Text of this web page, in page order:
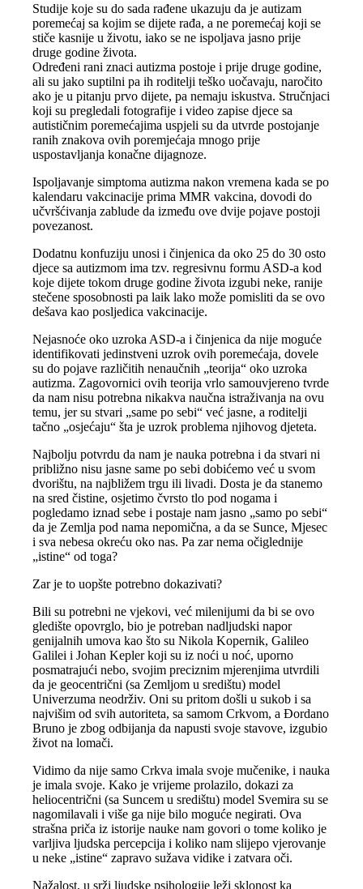
Studije koje su do sada rađene ukazuju da je autizam
poremećaj sa kojim se dijete rađa, a ne poremećaj koji se
stiče kasnije u životu, iako se ne ispoljava jasno prije
druge godine života.
Određeni rani znaci autizma postoje i prije druge godine,
ali su jako suptilni pa ih roditelji teško uočavaju, naročito
ako je u pitanju prvo dijete, pa nemaju iskustva. Stručnjaci
koji su pregledali fotografije i video zapise djece sa
autističnim poremećajima uspjeli su da utvrde postojanje
ranih znakova ovih poremjećaja mnogo prije
uspostavljanja konačne dijagnoze.
Ispoljavanje simptoma autizma nakon vremena kada se po
kalendaru vakcinacije prima MMR vakcina, dovodi do
učvršćivanja zablude da između ove dvije pojave postoji
povezanost.
Dodatnu konfuziju unosi i činjenica da oko 25 do 30 osto
djece sa autizmom ima tzv. regresivnu formu ASD-a kod
koje dijete tokom druge godine života izgubi neke, ranije
stečene sposobnosti pa laik lako može pomisliti da se ovo
dešava kao posljedica vakcinacije.
Nejasnoće oko uzroka ASD-a i činjenica da nije moguće
identifikovati jedinstveni uzrok ovih poremećaja, dovele
su do pojave različitih nenaučnih „teorija“ oko uzroka
autizma. Zagovornici ovih teorija vrlo samouvjereno tvrde
da nam nisu potrebna nikakva naučna istraživanja na ovu
temu, jer su stvari „same po sebi“ već jasne, a roditelji
tačno „osjećaju“ šta je uzrok problema njihovog djeteta.
Najbolju potvrdu da nam je nauka potrebna i da stvari ni
približno nisu jasne same po sebi dobićemo već u svom
dvorištu, na najbližem trgu ili livadi. Dosta je da stanemo
na sred čistine, osjetimo čvrsto tlo pod nogama i
pogledamo iznad sebe i postaje nam jasno „samo po sebi“
da je Zemlja pod nama nepomična, a da se Sunce, Mjesec
i sva nebesa okreću oko nas. Pa zar nema očiglednije
„istine“ od toga?
Zar je to uopšte potrebno dokazivati?
Bili su potrebni ne vjekovi, već milenijumi da bi se ovo
gledište opovrglo, bio je potreban nadljudski napor
genijalnih umova kao što su Nikola Kopernik, Galileo
Galilei i Johan Kepler koji su iz noći u noć, uporno
posmatrajući nebo, svojim preciznim mjerenjima utvrdili
da je geocentrični (sa Zemljom u središtu) model
Univerzuma neodrživ. Oni su pritom došli u sukob i sa
najvišim od svih autoriteta, sa samom Crkvom, a Đordano
Bruno je zbog odbijanja da napusti svoje stavove, izgubio
život na lomači.
Vidimo da nije samo Crkva imala svoje mučenike, i nauka
je imala svoje. Kako je vrijeme prolazilo, dokazi za
heliocentrični (sa Suncem u središtu) model Svemira su se
nagomilavali i više ga nije bilo moguće negirati. Ova
strašna priča iz istorije nauke nam govori o tome koliko je
varljiva ljudska percepcija i koliko nam slijepo vjerovanje
u neke „istine“ zapravo sužava vidike i zatvara oči.
Nažalost, u srži ljudske psihologije leži sklonost ka